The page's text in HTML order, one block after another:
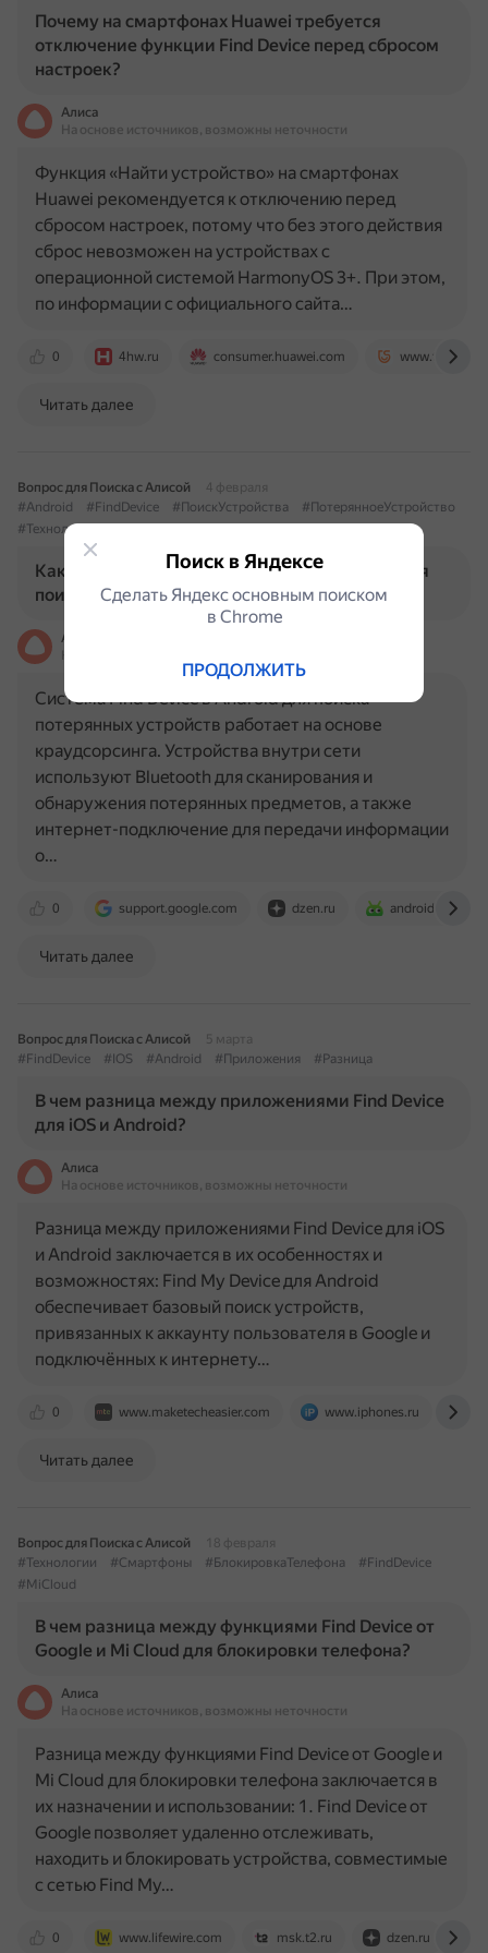
Почему на смартфонах Huawei требуется
отключение функции Find Device перед сбросом
настроек?
Алиса
На основе источников, возможны неточности
0 4hw.ru consumer.huawei.com
Функция «Найти устройство» на смартфонах
Huawei рекомендуется к отключению перед
сбросом настроек, потому что без этого действия
сброс невозможен на устройствах с
операционной системой HarmonyOS 3+. При этом,
по информации с официального сайта…
Читать далее
Вопрос для Поиска с Алисой
4 февраля
#Android
#FindDevice #ПоискУстройства
#ПотерянноеУстройство
#Технологии
Как работает система Find Device в Android для
поиска потерянных устройств?
Алиса
0 support.google.com dzen.ru androidinsider.ru
Система Find Device в Android для поиска
потерянных устройств работает на основе
краудсорсинга. Устройства внутри сети
используют Bluetooth для сканирования и
обнаружения потерянных предметов, а также
интернет-подключение для передачи информации
о…
Читать далее
Вопрос для Поиска с Алисой
5 марта
#FindDevice
#IOS #Android #Приложения #Разница
В чем разница между приложениями Find Device
для iOS и Android?
Алиса
На основе источников, возможны неточности
0 www.maketecheasier.com www.iphones.ru
Разница между приложениями Find Device для iOS
и Android заключается в их особенностях и
возможностях: Find My Device для Android
обеспечивает базовый поиск устройств,
привязанных к аккаунту пользователя в Google и
подключённых к интернету…
Читать далее
Вопрос для Поиска с Алисой
18 февраля
#Технологии
#Смартфоны #БлокировкаТелефона
#FindDevice
#MiCloud
В чем разница между функциями Find Device от
Google и Mi Cloud для блокировки телефона?
Алиса
На основе источников, возможны неточности
0 www.lifewire.com msk.t2.ru dzen.ru
Разница между функциями Find Device от Google и
Mi Cloud для блокировки телефона заключается в
их назначении и использовании: 1. Find Device от
Google позволяет удаленно отслеживать,
находить и блокировать устройства, совместимые
с сетью Find My…
Поиск в Яндексе
Сделать Яндекс основным поиском
в Сhrome
ПРОДОЛЖИТЬ